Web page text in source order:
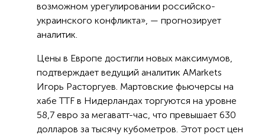
возможном урегулировании российско-
украинского конфликта», — прогнозирует
аналитик.
Цены в Европе достигли новых максимумов,
подтверждает ведущий аналитик AMarkets
Игорь Расторгуев. Мартовские фьючерсы на
хабе TTF в Нидерландах торгуются на уровне
58,7 евро за мегаватт-час, что превышает 630
долларов за тысячу кубометров. Этот рост цен